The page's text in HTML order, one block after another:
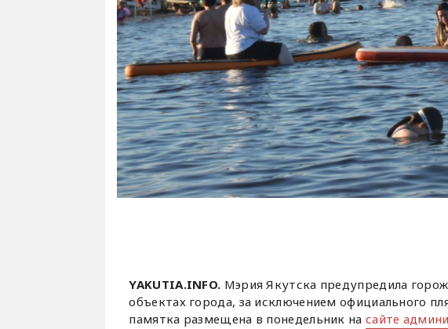
YAKUTIA.INFO. Мэрия Якутска предупредила
объектах города, за исключением официального
памятка размещена в понедельник на сайте